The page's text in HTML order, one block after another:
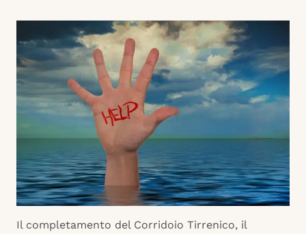
Il completamento del Corridoio Tirrenico, il